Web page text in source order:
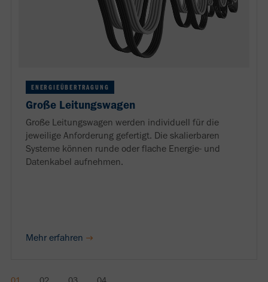
ENERGIEÜBERTRAGUNG
Große Leitungswagen
Große Leitungswagen werden individuell für die
jeweilige Anforderung gefertigt. Die skalierbaren
Systeme können runde oder flache Energie- und
Datenkabel aufnehmen.
Mehr erfahren